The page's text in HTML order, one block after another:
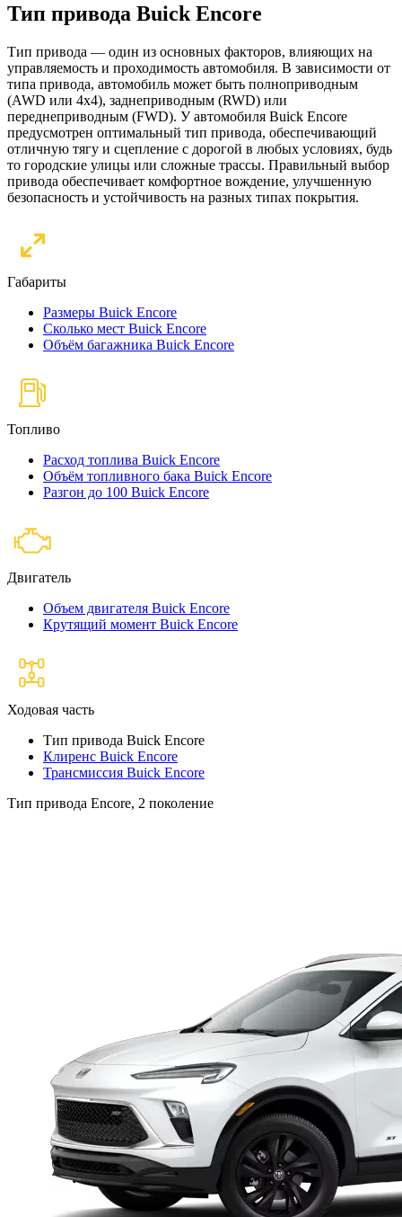
Тип привода Buick Encore
Тип привода — один из основных факторов, влияющих на
управляемость и проходимость автомобиля. В зависимости от
типа привода, автомобиль может быть полноприводным
(AWD или 4x4), заднеприводным (RWD) или
переднеприводным (FWD). У автомобиля Buick Encore
предусмотрен оптимальный тип привода, обеспечивающий
отличную тягу и сцепление с дорогой в любых условиях, будь
то городские улицы или сложные трассы. Правильный выбор
привода обеспечивает комфортное вождение, улучшенную
безопасность и устойчивость на разных типах покрытия.
Габариты
Размеры Buick Encore
Сколько мест Buick Encore
Объём багажника Buick Encore
Топливо
Расход топлива Buick Encore
Объём топливного бака Buick Encore
Разгон до 100 Buick Encore
Двигатель
Объем двигателя Buick Encore
Крутящий момент Buick Encore
Ходовая часть
Тип привода Buick Encore
Клиренс Buick Encore
Трансмиссия Buick Encore
Тип привода Encore, 2 поколение